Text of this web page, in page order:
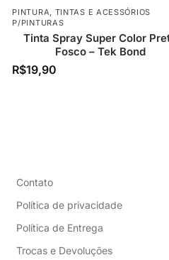
PINTURA
TINTAS E ACESSÓRIOS
P/PINTURAS
Tinta Spray Super Color
Fosco – Tek Bond
R$19,90
Contato
Política de privacidade
Política de Entrega
Trocas e Devoluções